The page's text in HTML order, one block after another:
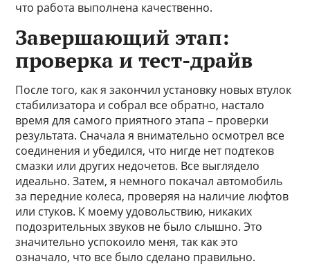
что работа выполнена качественно.
Завершающий этап:
проверка и тест-драйв
После того, как я закончил установку новых втулок
стабилизатора и собрал все обратно, настало
время для самого приятного этапа – проверки
результата. Сначала я внимательно осмотрел все
соединения и убедился, что нигде нет подтеков
смазки или других недочетов. Все выглядело
идеально. Затем, я немного покачал автомобиль
за передние колеса, проверяя на наличие люфтов
или стуков. К моему удовольствию, никаких
подозрительных звуков не было слышно. Это
значительно успокоило меня, так как это
означало, что все было сделано правильно.